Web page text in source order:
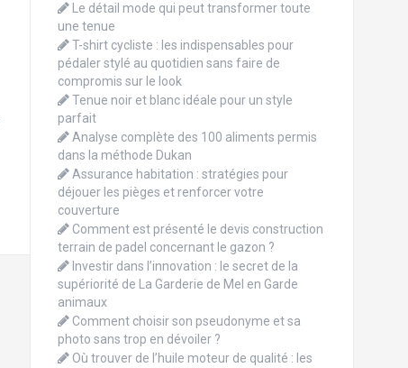
Le détail mode qui peut transformer toute
une tenue
T-shirt cycliste : les indispensables pour
pédaler stylé au quotidien sans faire de
compromis sur le look
Tenue noir et blanc idéale pour un style
parfait
Analyse complète des 100 aliments permis
dans la méthode Dukan
Assurance habitation : stratégies pour
déjouer les pièges et renforcer votre
couverture
Comment est présenté le devis construction
terrain de padel concernant le gazon ?
Investir dans l’innovation : le secret de la
supériorité de La Garderie de Mel en Garde
animaux
Comment choisir son pseudonyme et sa
photo sans trop en dévoiler ?
Où trouver de l’huile moteur de qualité : les